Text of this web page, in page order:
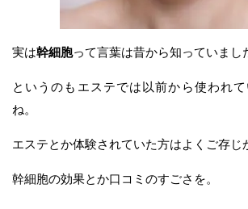
実は幹細胞って言葉は昔から知っていまし
というのもエステでは以前から使われ
ね。
エステとか体験されていた方はよくご存じ
幹細胞の効果とか口コミのすごさを。